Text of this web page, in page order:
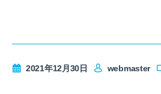
2021年12月30日 webmaster